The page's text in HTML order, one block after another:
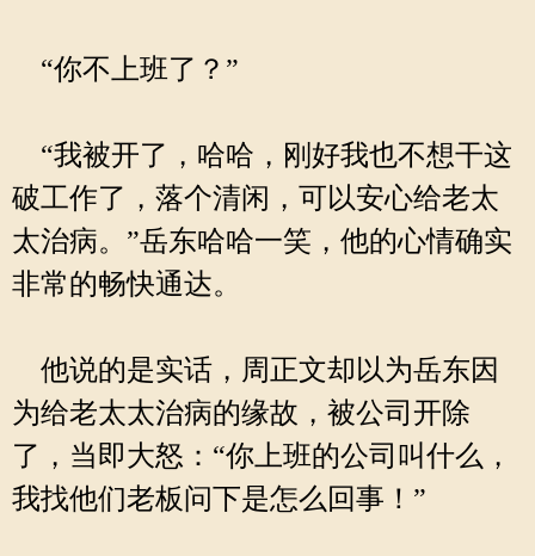
“你不上班了？”
“我被开了，哈哈，刚好我也不想干这
破工作了，落个清闲，可以安心给老太
太治病。”岳东哈哈一笑，他的心情确实
非常的畅快通达。
他说的是实话，周正文却以为岳东因
为给老太太治病的缘故，被公司开除
了，当即大怒：“你上班的公司叫什么，
我找他们老板问下是怎么回事！”